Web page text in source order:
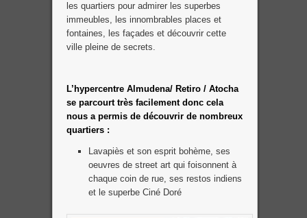
les quartiers pour admirer les superbes
immeubles, les innombrables places et
fontaines, les façades et découvrir cette
ville pleine de secrets.
L’hypercentre Almudena/ Retiro / Atocha
se parcourt très facilement donc cela
nous a permis de découvrir de nombreux
quartiers :
Lavapiès et son esprit bohème, ses
oeuvres de street art qui foisonnent à
chaque coin de rue, ses restos indiens
et le superbe Ciné Doré